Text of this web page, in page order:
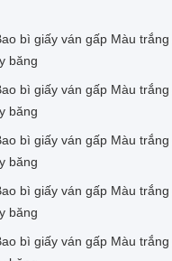
bì giấy ván gấp Màu
băng
bì giấy ván gấp Màu
băng
bì giấy ván gấp Màu
băng
bì giấy ván gấp Màu
băng
bì giấy ván gấp Màu